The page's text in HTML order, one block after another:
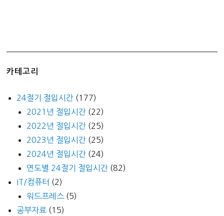
카테고리
24절기 절입시간 (177)
2021년 절입시간 (22)
2022년 절입시간 (25)
2023년 절입시간 (25)
2024년 절입시간 (24)
연도별 24절기 절입시간 (82)
IT/컴퓨터 (2)
워드프레스 (5)
공부자료 (15)